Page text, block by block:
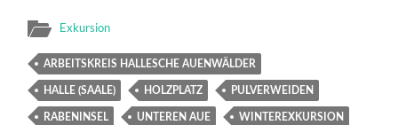
Exkursion
ARBEITSKREIS HALLESCHE AUENWÄLDER
HALLE (SAALE) HOLZPLATZ PULVERWEIDEN
RABENINSEL UNTEREN AUE WINTEREXKURSION